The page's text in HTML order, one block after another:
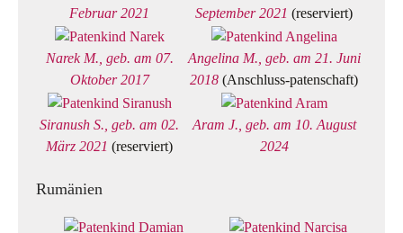
Februar 2021
September 2021 (reserviert)
Narek M., geb. am 07.
Oktober 2017
Angelina M., geb. am 21. Juni
2018 (Anschluss-patenschaft)
Siranush S., geb. am 02.
März 2021 (reserviert)
Aram J., geb. am 10. August
2024
Rumänien